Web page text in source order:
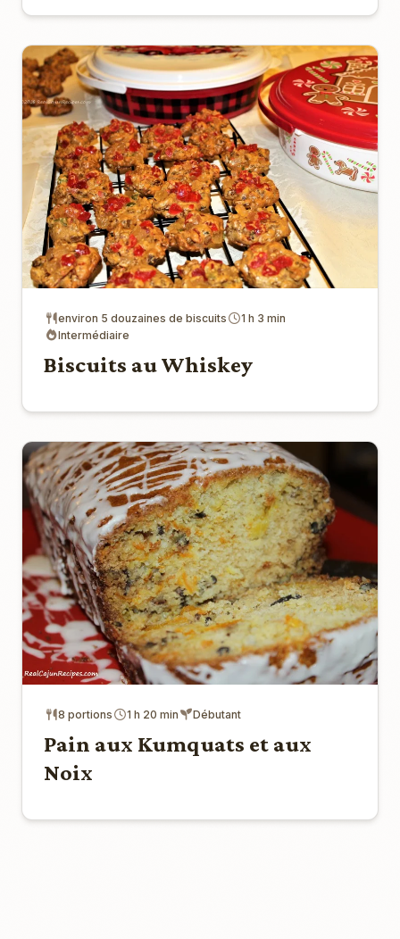
environ 5 douzaines de biscuits
1 h 3 min
Intermédiaire
Biscuits au Whiskey
8 portions 1 h 20 min Débutant
Pain aux Kumquats et aux
Noix